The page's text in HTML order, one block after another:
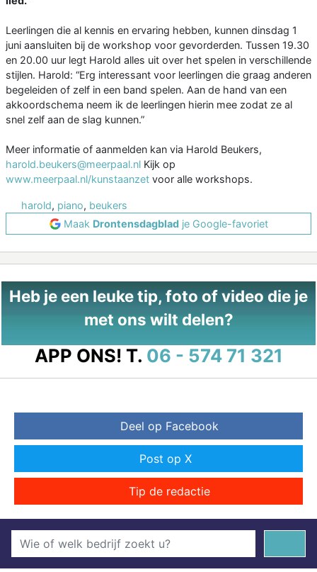
Leerlingen die al kennis en ervaring hebben, kunnen dinsdag 1
juni aansluiten bij de workshop voor gevorderden. Tussen 19.30
en 20.00 uur legt Harold alles uit over het spelen in verschillende
stijlen. Harold: “Erg interessant voor leerlingen die graag anderen
begeleiden of zelf in een band spelen. Aan de hand van een
akkoordschema neem ik de leerlingen hierin mee zodat ze al
snel zelf aan de slag kunnen.”
Meer informatie of aanmelden kan via Harold Beukers,
harold.beukers@meerpaal.nl Kijk op
www.meerpaal.nl/kunstaanzet voor alle workshops.
harold, piano, beukers
Maak Drontensdagbladje Google-favoriet
Heb je een leuke tip, foto of video die je
met ons wilt delen?
APP ONS! T. 06 - 574 71 321
Deel op Facebook
Post op X
Tip de redactie